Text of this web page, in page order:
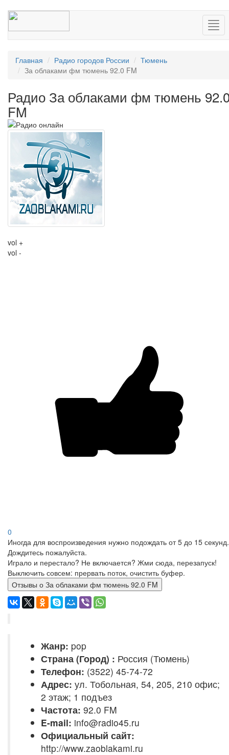
Главная Радио городов России
Тюмень
За облаками фм тюмень 92.0 FM
Радио За облаками фм тюмень
FM
vol +
vol -
0
Иногда для воспроизведения нужно подождать от 5 до 15 секунд.
Дождитесь пожалуйста.
Играло и перестало? Не включается? Жми сюда, перезапуск!
Выключить совсем: прервать поток, очистить буфер.
Отзывы о За облаками фм тюмень 92.0 FM
Жанр: pop
Страна (Город) : Россия (Тюмень)
Телефон: (3522) 45-74-72
Адрес: ул. Тобольная, 54, 205, 210 офис;
2 этаж; 1 подъез
Частота: 92.0 FM
E-mail: info@radio45.ru
Официальный сайт:
http://www.zaoblakami.ru